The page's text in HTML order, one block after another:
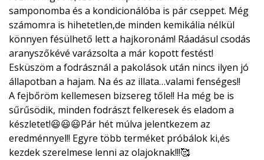
samponomba és a kondicionálóba is pár cseppet. Még
számomra is hihetetlen,de minden kemikália nélkül
könnyen fésülhető lett a hajkoronám! Ráadásul csodás
aranyszőkévé varázsolta a már kopott festést!
Esküszöm a fodrásznál a pakolások után nincs ilyen jó
állapotban a hajam. Na és az illata…valami fenséges!!
A fejbőröm kellemesen bizsereg tőle!! Ha még be is
sűrűsödik, minden fodrászt felkeresek és eladom a
készletet!😃😃😃Pár hét múlva jelentkezem az
eredménnyel!! Egyre több terméket próbálok ki,és
kezdek szerelmese lenni az olajoknak!!!🥰